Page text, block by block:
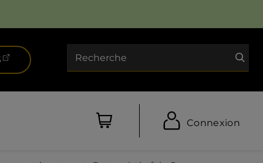
(ouvre dans un nouvel onglet)
Connexion